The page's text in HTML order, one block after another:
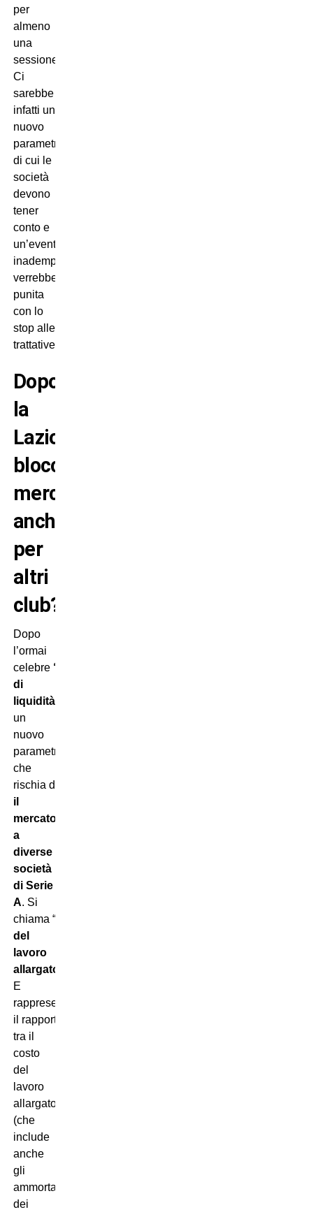
per
almeno
una
sessione…
Ci
sarebbe
infatti un
nuovo
parametro
di cui le
società
devono
tener
conto e
un’eventuale
inadempienza
verrebbe
punita
con lo
stop alle
trattative!
Dopo
la
Lazio,
blocco
mercato
anche
per
altri
club?
Dopo
l’ormai
celebre“indice
di
liquidità”
un
nuovo
parametro
che
rischia di
il
mercato
a
diverse
società
di Serie
A. Si
chiama “
del
lavoro
allargato
E
rappresenta
il rapporto
tra il
costo
del
lavoro
allargato
(che
include
anche
gli
ammortamenti
dei